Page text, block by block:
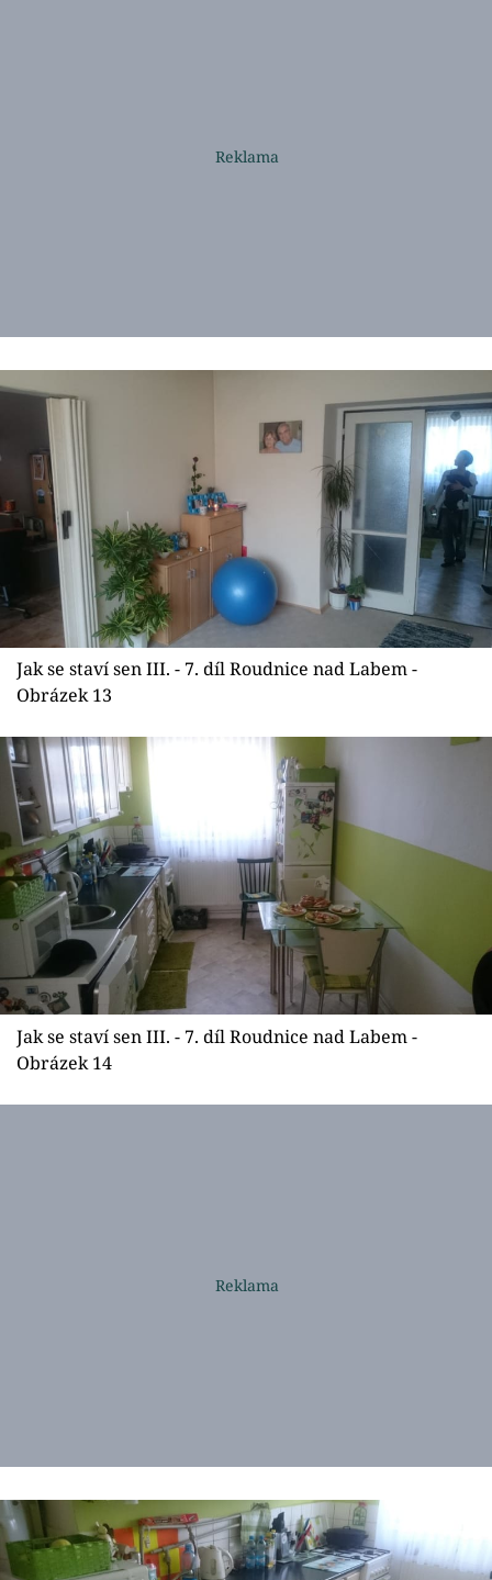
Jak se staví sen III. - 7. díl Roudnice nad Labem -
Obrázek 13
Jak se staví sen III. - 7. díl Roudnice nad Labem -
Obrázek 14